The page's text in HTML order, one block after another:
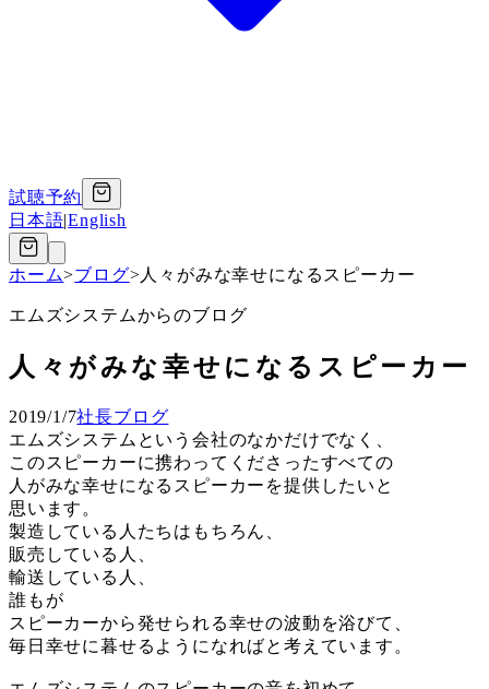
試聴予約
日本語|English
ホーム>ブログ>人々がみな幸せになるスピーカー
エムズシステムからのブログ
人々がみな幸せになるスピーカー
2019/1/7社長ブログ
エムズシステムという会社のなかだけでなく、
このスピーカーに携わってくださったすべての
人がみな幸せになるスピーカーを提供したいと
思います。
製造している人たちはもちろん、
販売している人、
輸送している人、
誰もが
スピーカーから発せられる幸せの波動を浴びて、
毎日幸せに暮せるようになればと考えています。